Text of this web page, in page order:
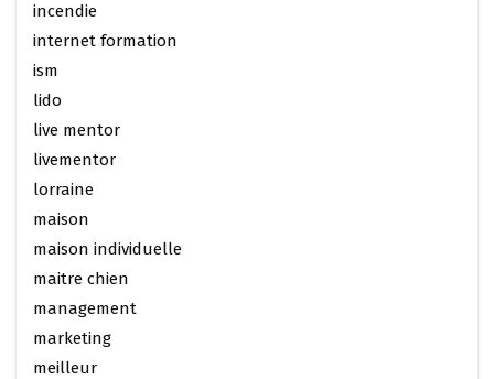
incendie
internet formation
ism
lido
live mentor
livementor
lorraine
maison
maison individuelle
maitre chien
management
marketing
meilleur